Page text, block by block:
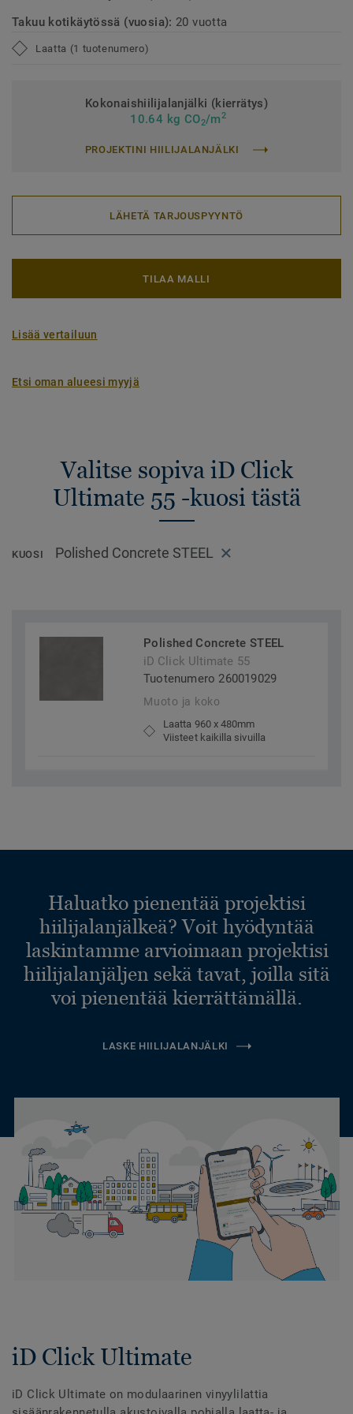
Takuu kotikäytössä (vuosia): 20 vuotta
Laatta (1 tuotenumero)
Kokonaishiilijalanjälki (kierrätys)
10.64 kg CO2/m2
PROJEKTINI HIILIJALANJÄLKI
LÄHETÄ TARJOUSPYYNTÖ
TILAA MALLI
Lisää vertailuun
Etsi oman alueesi myyjä
Valitse sopiva iD Click
Ultimate 55 -kuosi tästä
KUOSI Polished Concrete STEEL
Polished Concrete STEEL
iD Click Ultimate 55
Tuotenumero 260019029
Muoto ja koko
Laatta 960 x 480mm
Viisteet kaikilla sivuilla
Haluatko pienentää projektisi
hiilijalanjälkeä? Voit hyödyntää
laskintamme arvioimaan projektisi
hiilijalanjäljen sekä tavat, joilla sitä
voi pienentää kierrättämällä.
LASKE HIILIJALANJÄLKI
iD Click Ultimate
iD Click Ultimate on modulaarinen vinyylilattia